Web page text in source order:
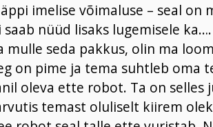
imelise võimaluse – seal on
nüüd lisaks lugemisele
mulle seda pakkus, olin ma
on pime ja tema suhtleb oma
oleva ette robot. Ta on selles
temast oluliselt kiirem